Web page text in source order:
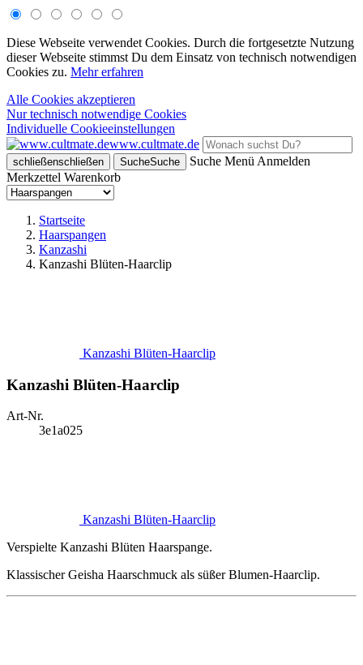
Diese Webseite verwendet Cookies. Durch die fortgesetzte Nutzung
dieser Webseite stimmst Du dem Einsatz von technisch notwendigen
Cookies zu. Mehr erfahren
Alle Cookies akzeptieren
Nur technisch notwendige Cookies
Individuelle Cookieeinstellungen
www.cultmate.de
schließenschließen SucheSuche Suche Menü Anmelden
Merkzettel Warenkorb
Startseite
Haarspangen
Kanzashi
Kanzashi Blüten-Haarclip
Kanzashi Blüten-Haarclip
Kanzashi Blüten-Haarclip
Art-Nr.
3e1a025
Kanzashi Blüten-Haarclip
Verspielte Kanzashi Blüten Haarspange.
Klassischer Geisha Haarschmuck als süßer Blumen-Haarclip.